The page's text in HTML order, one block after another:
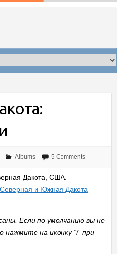
Albums 5 Comments
Дакота, США.
и Южная Дакота
Если по умолчанию вы не
на иконку “i” при